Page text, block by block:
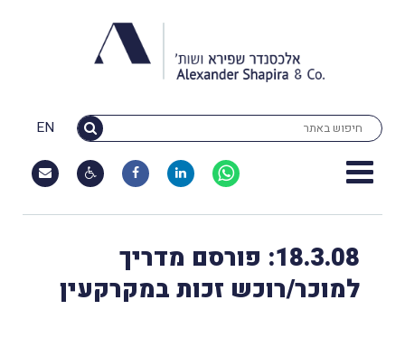
EN
18.3.08: פורסם מדריך
למוכר/רוכש זכות במקרקעין